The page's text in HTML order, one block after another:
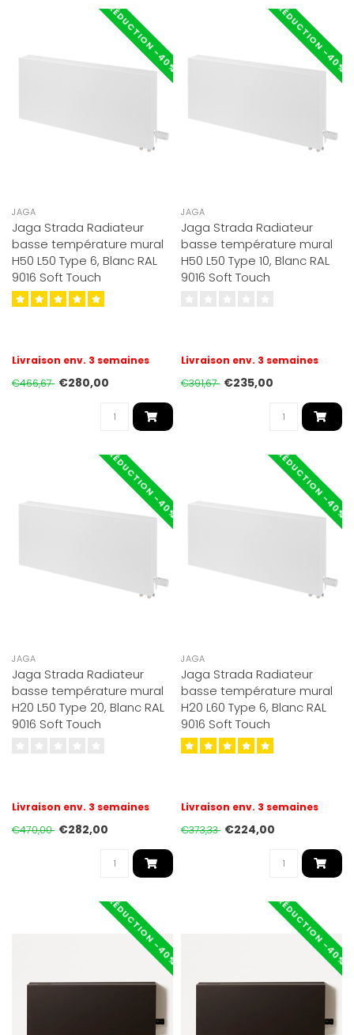
RÉDUCTION -40%
JAGA
Jaga Strada Radiateur
basse température mural
H50 L50 Type 6, Blanc RAL
9016 Soft Touch
Livraison env. 3 semaines
€466,67 €280,00
RÉDUCTION -40%
JAGA
Jaga Strada Radiateur
basse température mural
H50 L50 Type 10, Blanc RAL
9016 Soft Touch
Livraison env. 3 semaines
€391,67 €235,00
RÉDUCTION -40%
JAGA
Jaga Strada Radiateur
basse température mural
H20 L50 Type 20, Blanc RAL
9016 Soft Touch
Livraison env. 3 semaines
€470,00 €282,00
RÉDUCTION -40%
JAGA
Jaga Strada Radiateur
basse température mural
H20 L60 Type 6, Blanc RAL
9016 Soft Touch
Livraison env. 3 semaines
€373,33 €224,00
RÉDUCTION -40% RÉDUCTION -40%